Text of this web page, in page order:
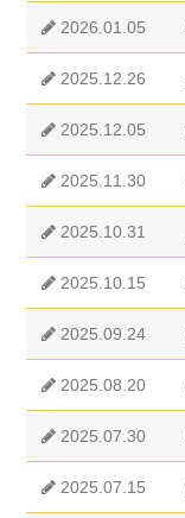
2026.01.05
2025.12.26
2025.12.05
2025.11.30
2025.10.31
2025.10.15
2025.09.24
2025.08.20
2025.07.30
2025.07.15